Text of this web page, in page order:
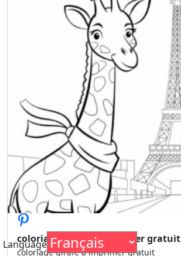
coloriage girafe a imprimer gratuit
coloriage girafe a imprimer gratuit
Language